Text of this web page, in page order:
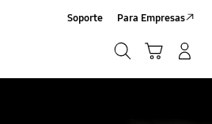
Soporte Para Empresas